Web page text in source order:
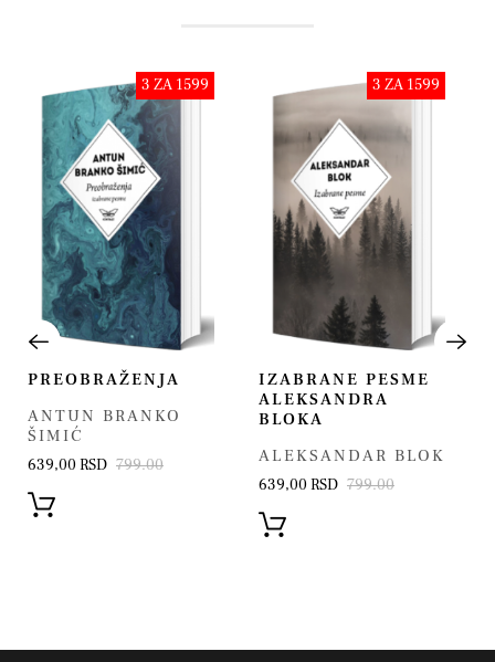
3 ZA 1599
PREOBRAŽENJA
ANTUN BRANKO
ŠIMIĆ
639,00 RSD 799.00
3 ZA 1599
IZABRANE PESME
ALEKSANDRA
BLOKA
ALEKSANDAR BLOK
639,00 RSD 799.00